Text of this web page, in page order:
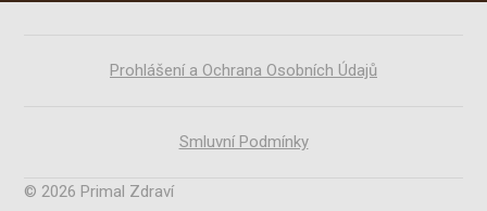
Prohlášení a Ochrana Osobních Údajů
Smluvní Podmínky
© 2026 Primal Zdraví